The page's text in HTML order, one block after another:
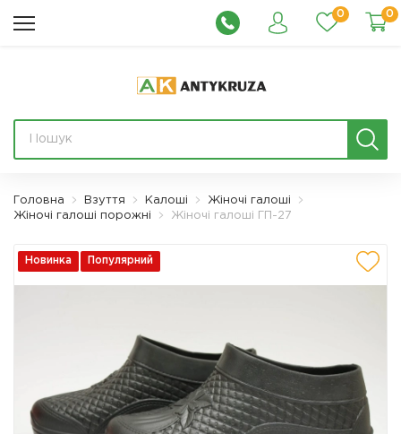
0 0
Головна Взуття Калоші
Жіночі галоші
Жіночі галоші порожні
Жіночі галоші ГП-27
Новинка Популярний